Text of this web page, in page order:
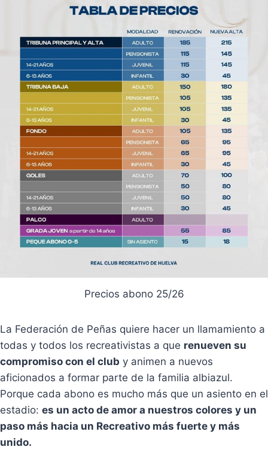
Precios abono 25/26
La Federación de Peñas quiere hacer un llamamiento a
todas y todos los recreativistas a que renueven su
compromiso con el club y animen a nuevos
aficionados a formar parte de la familia albiazul.
Porque cada abono es mucho más que un asiento en el
estadio: es un acto de amor a nuestros colores y un
paso más hacia un Recreativo más fuerte y más
unido.